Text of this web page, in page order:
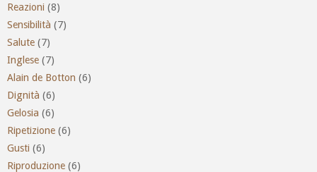
Reazioni (8)
Sensibilità (7)
Salute (7)
Inglese (7)
Alain de Botton (6)
Dignità (6)
Gelosia (6)
Ripetizione (6)
Gusti (6)
Riproduzione (6)